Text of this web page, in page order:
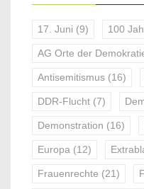
17. Juni (9) 100
AG Orte der
Antisemitismus (16)
DDR-Flucht (7)
Demonstration (16)
Europa (12)
Frauenrechte (21)